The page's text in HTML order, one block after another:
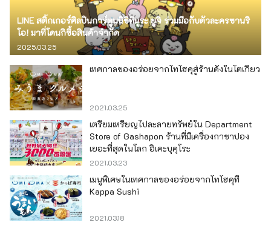
LINE สติ๊กเกอร์ศิลปินการ์ตูนนิชิทีมูระ ยูจิ ร่วมมือกับตัวละครซานริ
โอ! มาที่โดนกิซื้อสินค้าจำกัด
2025.03.25
เทศกาลของอร่อยจากโทโฮคุสู่ร้านดังในโตเกียว
2021.03.25
เตรียมเหรียญไปละลายทรัพย์ใน Department
Store of Gashapon ร้านที่มีเครื่องกาชาปอง
เยอะที่สุดในโลก อิเคะบุคุโระ
2021.03.23
เมนูพิเศษในเทศกาลของอร่อยจากโทโฮคุที่
Kappa Sushi
2021.03.18